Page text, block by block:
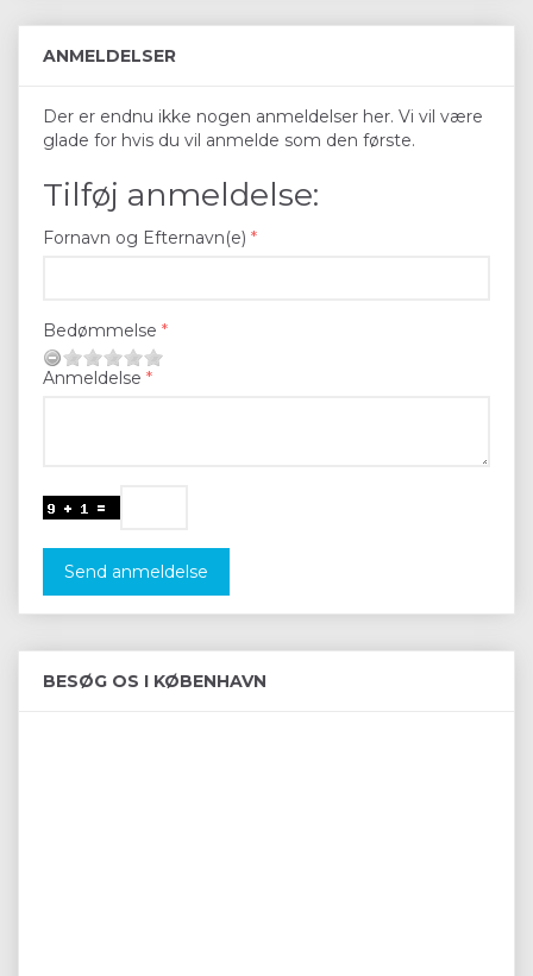
ANMELDELSER
Der er endnu ikke nogen anmeldelser her. Vi vil være
glade for hvis du vil anmelde som den første.
Tilføj anmeldelse:
Fornavn og Efternavn(e)
Bedømmelse
Anmeldelse
Send anmeldelse
BESØG OS I KØBENHAVN